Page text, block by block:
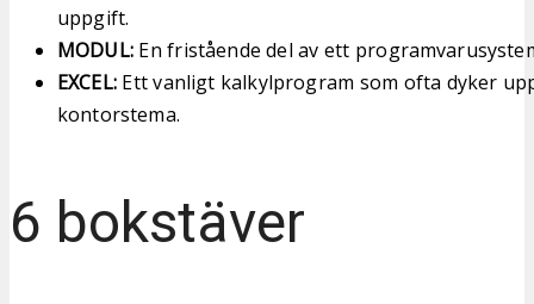
uppgift.
MODUL:En fristående del av ett
EXCEL:Ett vanligt kalkylprogram som ofta dyker
kontorstema.
6 bokstäver